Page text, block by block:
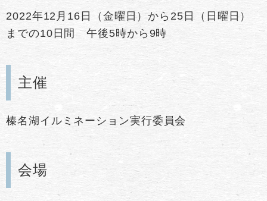
2022年12月16日（金曜日）から25日（日曜日）
までの10日間 午後5時から9時
主催
榛名湖イルミネーション実行委員会
会場